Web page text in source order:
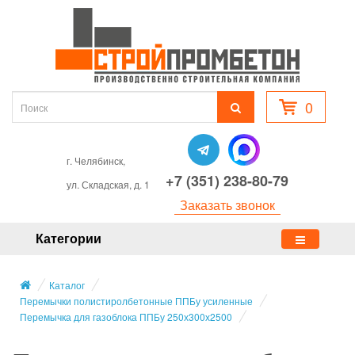
0
г. Челябинск,
ул. Складская, д. 1
+7 (351) 238-80-79
Заказать звонок
Категории
Каталог
Перемычки полистиролбетонные ППБу усиленные
Перемычка для газоблока ППБу 250х300х2500